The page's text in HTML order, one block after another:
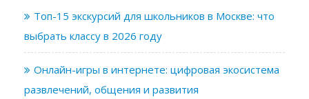
Топ-15 экскурсий для школьников в Москве: что
выбрать классу в 2026 году
Онлайн-игры в интернете: цифровая экосистема
развлечений, общения и развития